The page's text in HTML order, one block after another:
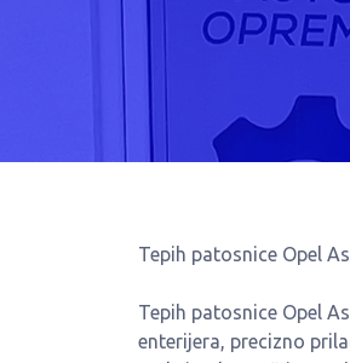
Tepih patosnice Opel
Tepih patosnice Opel
enterijera, precizno